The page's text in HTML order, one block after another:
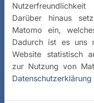
Darüber hinaus
Matomo ein,
Dadurch ist es uns
Website statistisch
zur Nutzung von
Datenschutzerklärung